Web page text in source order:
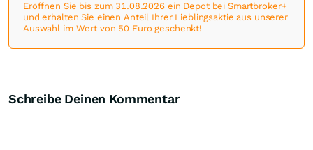
Eröffnen Sie bis zum 31.08.2026 ein Depot bei Smartbroker+
und erhalten Sie einen Anteil Ihrer Lieblingsaktie aus unserer
Auswahl im Wert von 50 Euro geschenkt!
Schreibe Deinen Kommentar